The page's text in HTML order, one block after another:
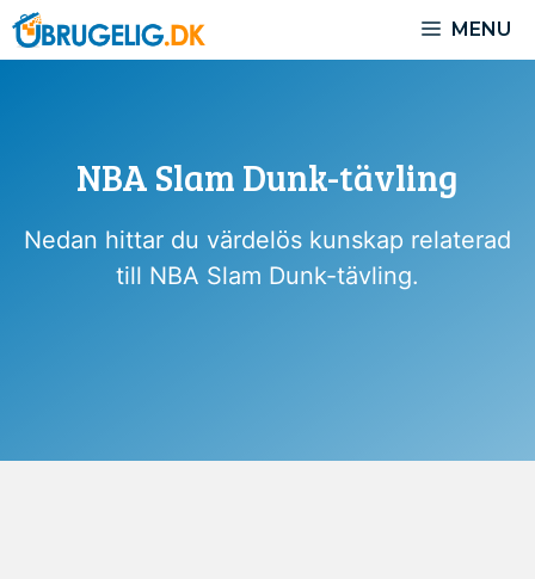
Hoppa
till
MENU
NBA Slam Dunk-tävling
Nedan hittar du värdelös kunskap relaterad
till NBA Slam Dunk-tävling.